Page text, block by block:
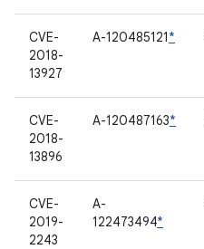
CVE-
2018-
13927
A-120485121*
CVE-
2018-
13896
A-120487163*
CVE-
2019-
2243
A-
122473494*